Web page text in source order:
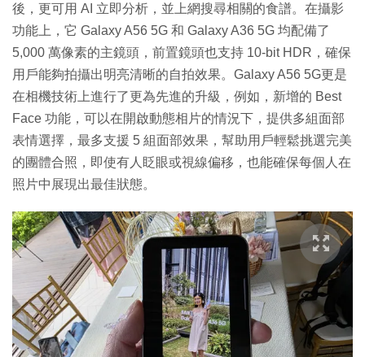
後，更可用 AI 立即分析，並上網搜尋相關的食譜。在攝影
功能上，它 Galaxy A56 5G 和 Galaxy A36 5G 均配備了
5,000 萬像素的主鏡頭，前置鏡頭也支持 10-bit HDR，確保
用戶能夠拍攝出明亮清晰的自拍效果。Galaxy A56 5G更是
在相機技術上進行了更為先進的升級，例如，新增的 Best
Face 功能，可以在開啟動態相片的情況下，提供多組面部
表情選擇，最多支援 5 組面部效果，幫助用戶輕鬆挑選完美
的團體合照，即使有人眨眼或視線偏移，也能確保每個人在
照片中展現出最佳狀態。